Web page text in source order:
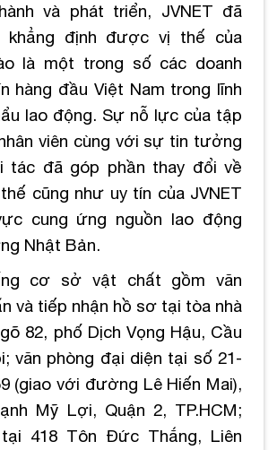
và phát triển, JVNET đã
định được vị thế của
là một trong số các doanh
hàng đầu Việt Nam trong lĩnh
lao động. Sự nỗ lực của tập
viên cùng với sự tin tưởng
tác đã góp phần thay đổi về
cũng như uy tín của JVNET
cung ứng nguồn lao động
Nhật Bản.
cơ sở vật chất gồm văn
và tiếp nhận hồ sơ tại tòa nhà
82, phố Dịch Vọng Hậu, Cầu
văn phòng đại diện tại số 21-
(giao với đường Lê Hiến Mai),
Mỹ Lợi, Quận 2, TP.HCM;
418 Tôn Đức Thắng, Liên